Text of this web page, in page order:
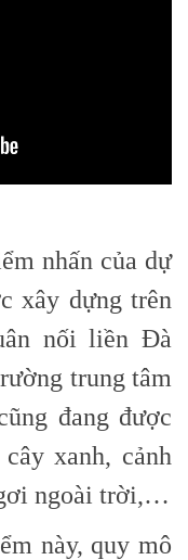
nhấn của dự
xây dựng trên
nối liền Đà
trung tâm
đang được
xanh, cảnh
ngoài trời,…
này, quy mô